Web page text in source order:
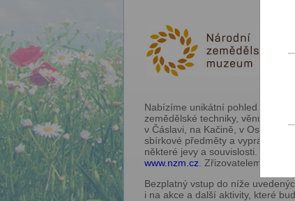
Nabízíme unikátní pohled na
zemědělské techniky, věnujeme
v Čáslavi, na Kačině, v Ostravě,
sbírkové předměty a vyprávějí
některé jevy a souvislosti. Jsme
www.nzm.cz . Zřizovatelem
Bezplatný vstup do níže
i na akce a další aktivity, které